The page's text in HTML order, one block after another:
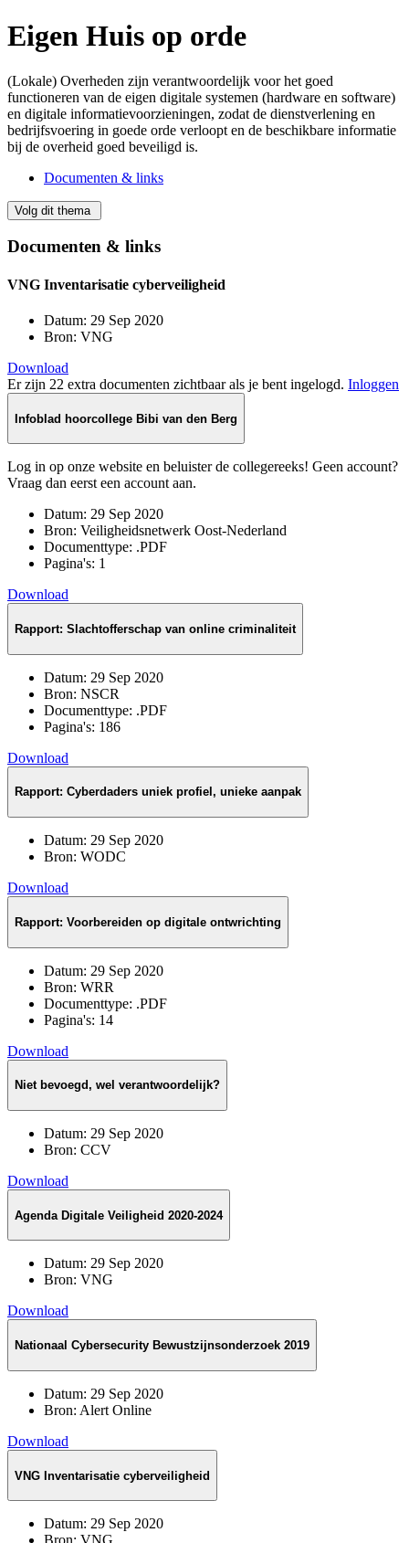
Eigen Huis op orde
(Lokale) Overheden zijn verantwoordelijk voor het goed
functioneren van de eigen digitale systemen (hardware en software)
en digitale informatievoorzieningen, zodat de dienstverlening en
bedrijfsvoering in goede orde verloopt en de beschikbare informatie
bij de overheid goed beveiligd is.
Documenten & links
Volg dit thema
Documenten & links
VNG Inventarisatie cyberveiligheid
Datum: 29 Sep 2020
Bron: VNG
Download
Er zijn 22 extra documenten zichtbaar als je bent ingelogd. Inloggen
Infoblad hoorcollege Bibi van den Berg
Log in op onze website en beluister de collegereeks! Geen account?
Vraag dan eerst een account aan.
Datum: 29 Sep 2020
Bron: Veiligheidsnetwerk Oost-Nederland
Documenttype: .PDF
Pagina's: 1
Download
Rapport: Slachtofferschap van online criminaliteit
Datum: 29 Sep 2020
Bron: NSCR
Documenttype: .PDF
Pagina's: 186
Download
Rapport: Cyberdaders uniek profiel, unieke aanpak
Datum: 29 Sep 2020
Bron: WODC
Download
Rapport: Voorbereiden op digitale ontwrichting
Datum: 29 Sep 2020
Bron: WRR
Documenttype: .PDF
Pagina's: 14
Download
Niet bevoegd, wel verantwoordelijk?
Datum: 29 Sep 2020
Bron: CCV
Download
Agenda Digitale Veiligheid 2020-2024
Datum: 29 Sep 2020
Bron: VNG
Download
Nationaal Cybersecurity Bewustzijnsonderzoek 2019
Datum: 29 Sep 2020
Bron: Alert Online
Download
VNG Inventarisatie cyberveiligheid
Datum: 29 Sep 2020